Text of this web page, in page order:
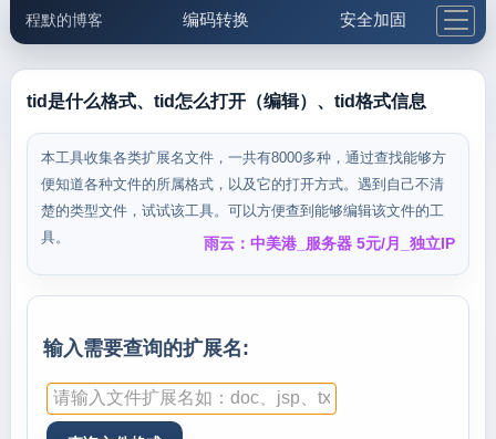
程默的博客 编码转换 安全加固
邮件工具 生活便民 更多工具
5.1支付宝大红包
tid是什么格式、tid怎么打开（编辑）、tid格式信息
本工具收集各类扩展名文件，一共有8000多种，通过查找能够方
便知道各种文件的所属格式，以及它的打开方式。遇到自己不清
楚的类型文件，试试该工具。可以方便查到能够编辑该文件的工
具。
雨云：中美港_服务器 5元/月_独立IP
输入需要查询的扩展名: